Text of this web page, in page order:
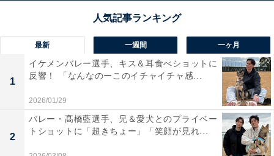
最新 一週間 一ヶ月
1
イケメンバレー選手、キス＆耳食べショットに
反響！ 「なんなのーこのイチャイチャ感...
2026/01/29
2
バレー・髙橋藍選手、兄＆愛犬とのプライベー
トショットに「超きちょー」「笑顔が見れ...